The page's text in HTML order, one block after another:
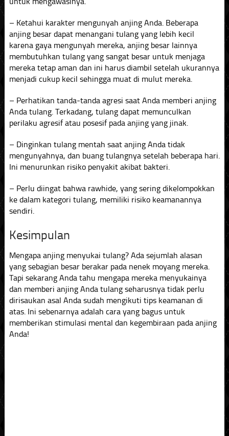
– Ketahui karakter mengunyah anjing Anda. Beberapa
anjing besar dapat menangani tulang yang lebih kecil
karena gaya mengunyah mereka, anjing besar lainnya
membutuhkan tulang yang sangat besar untuk menjaga
mereka tetap aman dan ini harus diambil setelah ukurannya
menjadi cukup kecil sehingga muat di mulut mereka.
– Perhatikan tanda-tanda agresi saat Anda memberi anjing
Anda tulang. Terkadang, tulang dapat memunculkan
perilaku agresif atau posesif pada anjing yang jinak.
– Dinginkan tulang mentah saat anjing Anda tidak
mengunyahnya, dan buang tulangnya setelah beberapa hari.
Ini menurunkan risiko penyakit akibat bakteri.
– Perlu diingat bahwa rawhide, yang sering dikelompokkan
ke dalam kategori tulang, memiliki risiko keamanannya
sendiri.
Kesimpulan
Mengapa anjing menyukai tulang? Ada sejumlah alasan
yang sebagian besar berakar pada nenek moyang mereka.
Tapi sekarang Anda tahu mengapa mereka menyukainya
dan memberi anjing Anda tulang seharusnya tidak perlu
dirisaukan asal Anda sudah mengikuti tips keamanan di
atas. Ini sebenarnya adalah cara yang bagus untuk
memberikan stimulasi mental dan kegembiraan pada anjing
Anda!